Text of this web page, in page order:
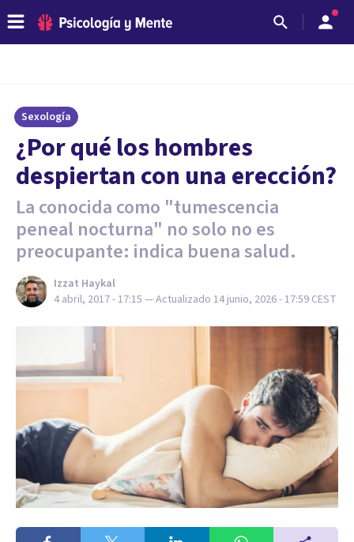
Sexología
¿Por qué los hombres
despiertan con una erección?
La conocida como "tumescencia
peneal nocturna" no solo no es
preocupante: indica buena salud.
Izzat Haykal
4 abril, 2017 - 17:15 — Actualizado 14 junio, 2026 - 17:59 CEST